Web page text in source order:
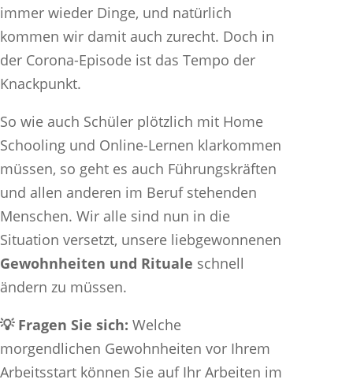
immer wieder Dinge, und natürlich
kommen wir damit auch zurecht. Doch in
der Corona-Episode ist das Tempo der
Knackpunkt.
So wie auch Schüler plötzlich mit Home
Schooling und Online-Lernen klarkommen
müssen, so geht es auch Führungskräften
und allen anderen im Beruf stehenden
Menschen. Wir alle sind nun in die
Situation versetzt, unsere liebgewonnenen
Gewohnheiten und Rituale schnell
ändern zu müssen.
💡 Fragen Sie sich: Welche
morgendlichen Gewohnheiten vor Ihrem
Arbeitsstart können Sie auf Ihr Arbeiten im